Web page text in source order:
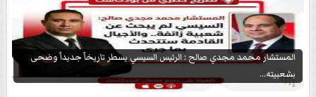
المستشار محمد مجدي صالح : الرئيس السيسي يسطر تاريخاً جديداً وضحى
بشعبيته...